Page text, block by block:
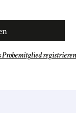
registrieren